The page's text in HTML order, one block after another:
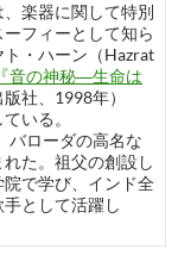
楽器に関して特別
フィーとして知ら
・ハーン（Hazrat
『音の神秘―生命は
版社、1998年）
いる。
バローダの高名な
た。祖父の創設し
で学び、インド全
として活躍し
ーの楽器観